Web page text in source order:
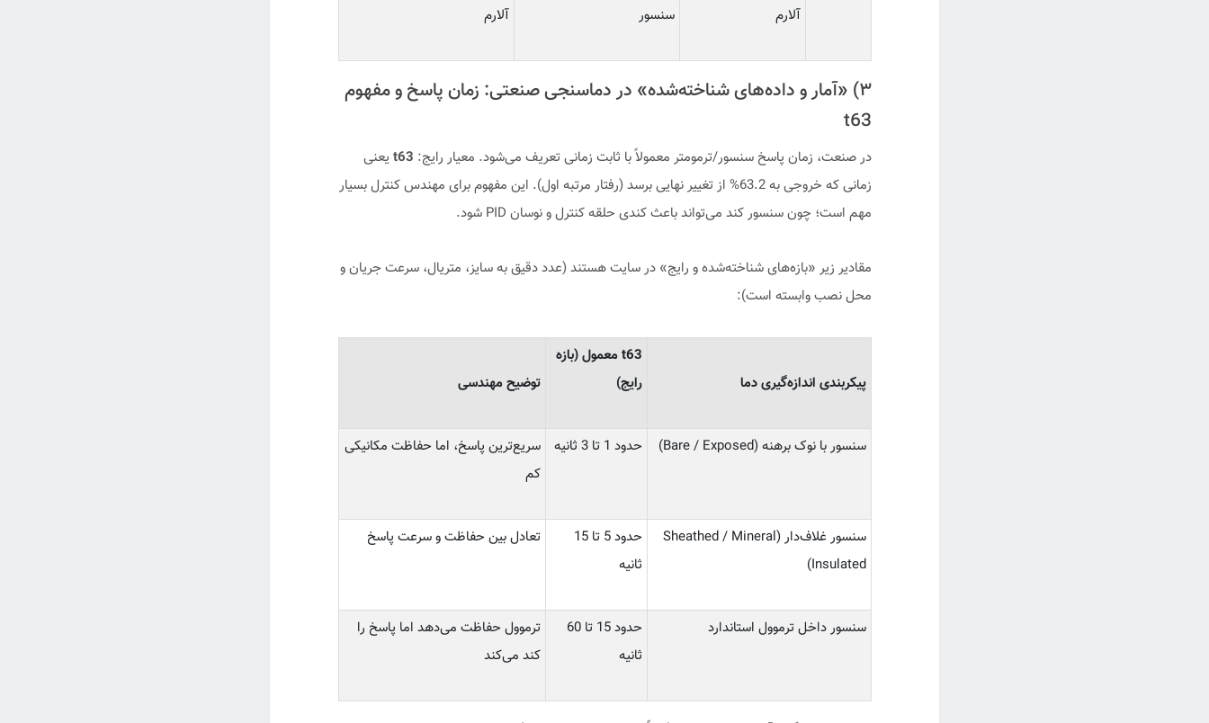
آلارم
سنسور
آلارم
۳) «آمار و داده‌های شناخته‌شده» در دماسنجی صنعتی: زمان پاسخ و مفهوم
t63
در صنعت، زمان پاسخ سنسور/ترمومتر معمولاً با ثابت زمانی تعریف می‌شود. معیار رایج: t63 یعنی
زمانی که خروجی به 63.2% از تغییر نهایی برسد (رفتار مرتبه اول). این مفهوم برای مهندس کنترل بسیار
مهم است؛ چون سنسور کند می‌تواند باعث کندی حلقه کنترل و نوسان PID شود.
مقادیر زیر «بازه‌های شناخته‌شده و رایج» در سایت هستند (عدد دقیق به سایز، متریال، سرعت جریان و
محل نصب وابسته است):
پیکربندی اندازه‌گیری دما
t63 معمول (بازه
رایج)
توضیح مهندسی
سنسور با نوک برهنه (Bare / Exposed) حدود 1 تا 3 ثانیه
سریع‌ترین پاسخ، اما حفاظت مکانیکی
کم
سنسور غلاف‌دار (Sheathed / Mineral
Insulated)
حدود 5 تا 15
ثانیه
تعادل بین حفاظت و سرعت پاسخ
سنسور داخل ترموول استاندارد
حدود 15 تا 60
ثانیه
ترموول حفاظت می‌دهد اما پاسخ را
کند می‌کند